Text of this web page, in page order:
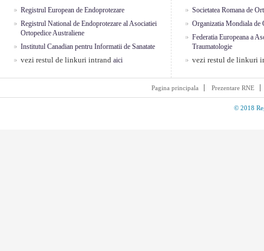
Registrul European de Endoprotezare
Registrul National de Endoprotezare al Asociatiei
Ortopedice Australiene
Institutul Canadian pentru Informatii de Sanatate
vezi restul de linkuri intrand aici
Societatea Romana de
Organizatia Mondiala de
Federatia Europeana a
Traumatologie
vezi restul de linkuri
Pagina principala Prezentare RNE
© 2018